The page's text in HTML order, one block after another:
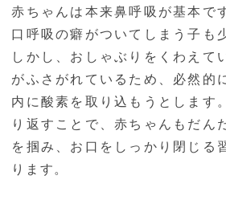
赤ちゃんは本来鼻呼吸が基本で
口呼吸の癖がついてしまう子も
しかし、おしゃぶりをくわえて
がふさがれているため、必然的
内に酸素を取り込もうとします
り返すことで、赤ちゃんもだん
を掴み、お口をしっかり閉じる
ります。